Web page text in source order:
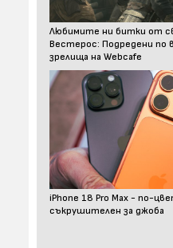
Любимите ни битки от
Вестерос: Подредени по
зрелища на Webcafe
iPhone 18 Pro Max - по-
съкрушителен за джоба